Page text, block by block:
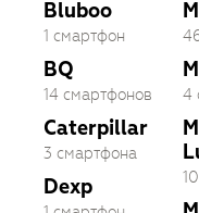
Bluboo
1 смартфон
BQ
14 смартфонов
Caterpillar
3 смартфона
Dexp
4